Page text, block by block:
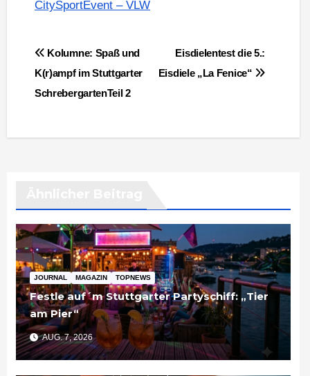
CitySportEvent – VLW
BeitragsnavigationEisdielentest die 5.:
Eisdiele „La Fenice“
Kolumne: Spaß und
K(r)ampf im Stuttgarter
SchrebergartenTeil 2
JOURNAL MAGAZIN TOPNEWS
Festle auf´m Stuttgarter Partyschiff: „Tier
am Pier“
AUG. 7, 2026